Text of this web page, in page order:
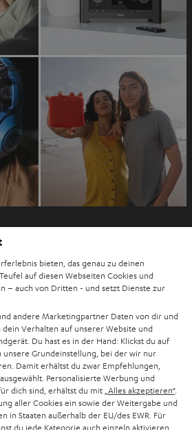
e
n
bieten, das genau zu deinen
auf diesen Webseiten Cookies und
– auch von Dritten - und setzt Dienste zur
andere Marketingpartner Daten von dir und
Verhalten auf unserer Website und
Du hast es in der Hand: Klickst du auf
unsere Grundeinstellung, bei der wir nur
Damit erhältst du zwar Empfehlungen,
Personalisierte Werbung und
dich sind, erhältst du mit „Alles akzeptieren“.
aller Cookies ein sowie der Weitergabe und
in Staaten außerhalb der EU/des EWR. Für
du jede Kategorie auch einzeln aktivieren